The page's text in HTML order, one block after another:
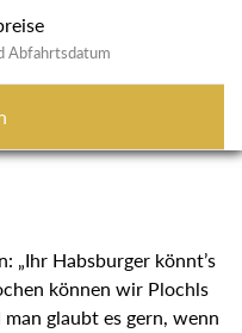
Abfahrtsdatum
„Ihr Habsburger könnt’s
können wir Plochls
man glaubt es gern, wenn